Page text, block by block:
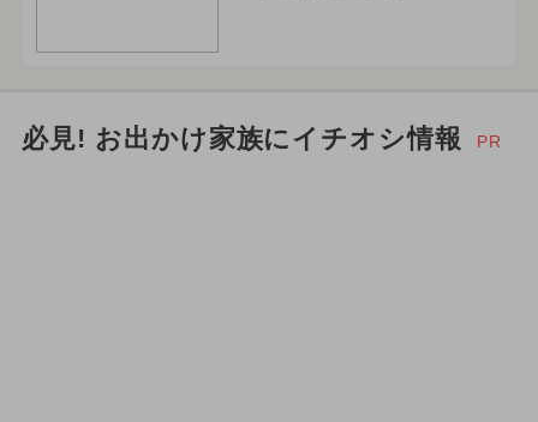
必見! お出かけ家族にイチオシ情報 PR